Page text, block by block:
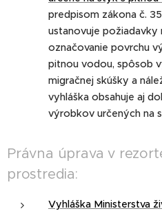
predpisom zákona č.
ustanovuje požiadavky
označovanie povrchu
pitnou vodou, spôsob
migračnej skúšky a
vyhláška obsahuje aj
výrobkov určených na
Právna úprava v
prostredia:
Vyhláška Ministerstva